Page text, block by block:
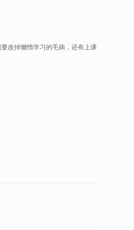
改掉懒惰学习的毛病，还有上课